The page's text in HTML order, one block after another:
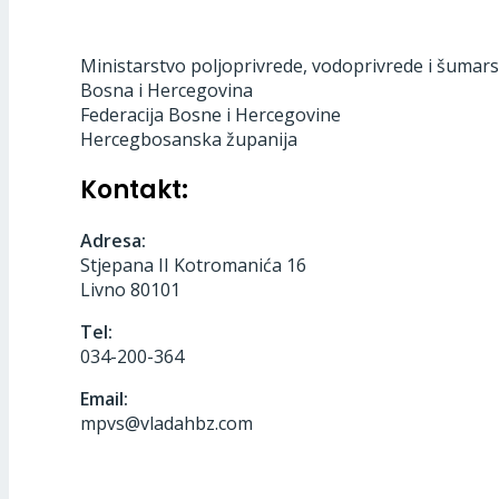
Ministarstvo poljoprivrede, vodoprivrede i
Bosna i Hercegovina
Federacija Bosne i Hercegovine
Hercegbosanska županija
Kontakt:
Adresa:
Stjepana II Kotromanića 16
Livno 80101
Tel:
034-200-364
Email:
mpvs@vladahbz.com